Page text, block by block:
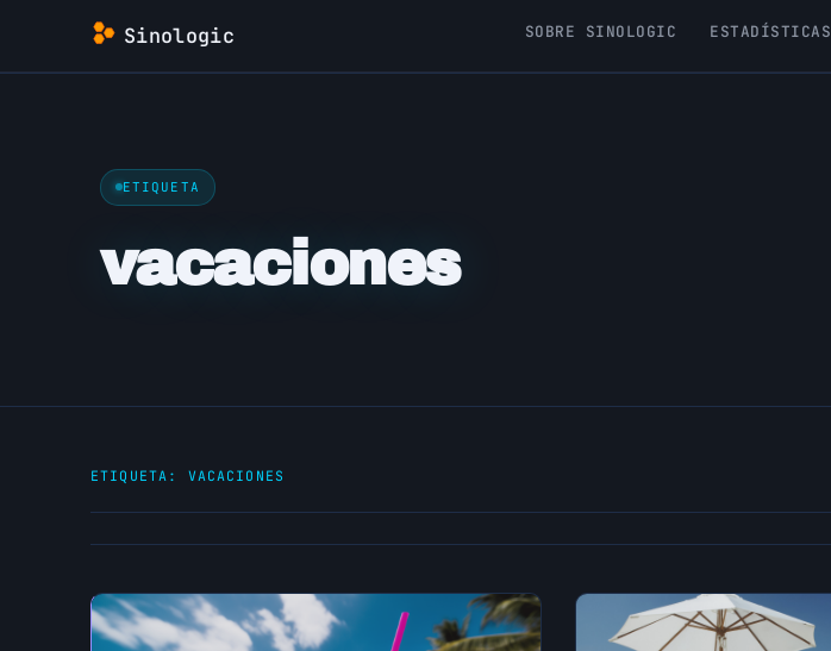
contenido
Sinologic SOBRE SINOLOGIC ESTADÍSTICAS
ETIQUETA
vacaciones
ETIQUETA: VACACIONES